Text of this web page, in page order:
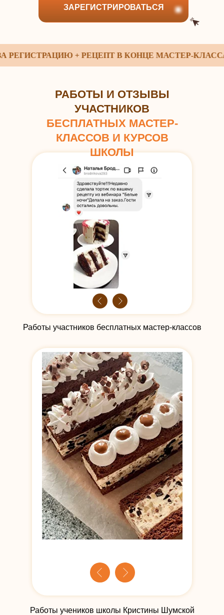
ЗАРЕГИСТРИРОВАТЬСЯ
+ РЕЦЕПТ В КОНЦЕ МАСТЕР-КЛАССА
РАБОТЫ И ОТЗЫВЫ
УЧАСТНИКОВ
БЕСПЛАТНЫХ МАСТЕР-
КЛАССОВ И КУРСОВ
ШКОЛЫ
Работы участников бесплатных мастер-классов
Работы учеников школы Кристины Шумской